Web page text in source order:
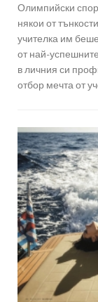
Олимпийски
някои от
учителка им
от най-
в личния си
отбор мечта от